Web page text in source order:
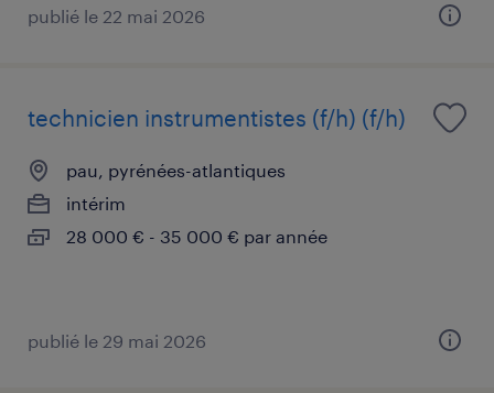
publié le 22 mai 2026
technicien instrumentistes (f/h) (f/h)
pau, pyrénées-atlantiques
intérim
28 000 € - 35 000 € par année
publié le 29 mai 2026